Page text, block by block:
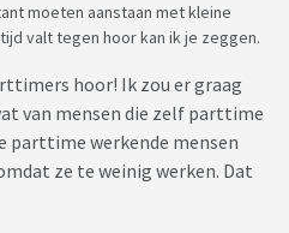
moeten aanstaan met kleine
valt tegen hoor kan ik je zeggen.
hoor! Ik zou er graag
van mensen die zelf parttime
parttime werkende mensen
ze te weinig werken. Dat